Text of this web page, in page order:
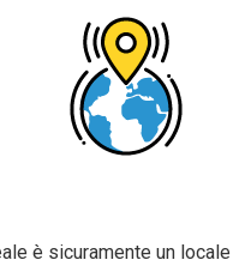
è sicuramente un locale